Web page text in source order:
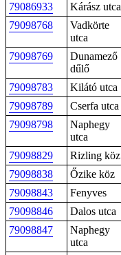
79086933
Kárász utca
79098768
Vadkörte
utca
79098769
Dunamező
dűlő
79098783 Kilátó utca
79098789
Cserfa utca
79098798
Naphegy
utca
79098829 Rizling köz
79098838
Őzike köz
79098843
Fenyves
79098846
Dalos utca
79098847
Naphegy
utca